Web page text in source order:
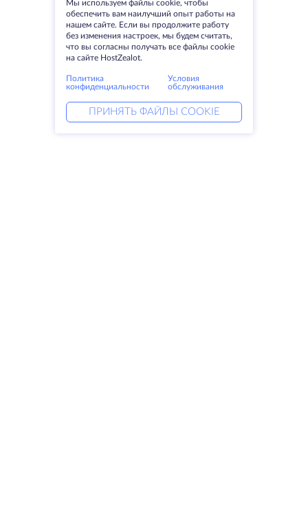
Мы используем файлы cookie, чтобы
обеспечить вам наилучший опыт работы на
нашем сайте. Если вы продолжите работу
без изменения настроек, мы будем считать,
что вы согласны получать все файлы cookie
на сайте HostZealot.
Политика
конфиденциальности
Условия
обслуживания
ПРИНЯТЬ ФАЙЛЫ COOKIE